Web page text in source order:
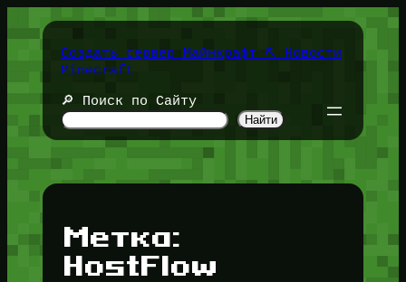
содержимомуСоздать сервер Майнкрафт ⛏️ Новости
Minecraft
🔎 Поиск по Сайту
Найти
Метка:
HostFlow